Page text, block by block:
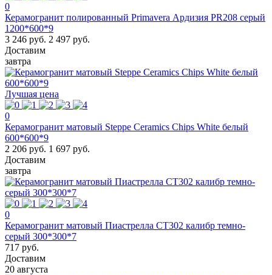
0
Керамогранит полированный Primavera Ардизия PR208 серый
1200*600*9
3 246 руб. 2 497 руб.
Доставим
завтра
Лучшая цена
0
Керамогранит матовый Steppe Ceramics Chips White белый
600*600*9
2 206 руб. 1 697 руб.
Доставим
завтра
0
Керамогранит матовый Пиастрелла СТ302 калибр темно-
серый 300*300*7
717 руб.
Доставим
20 августа